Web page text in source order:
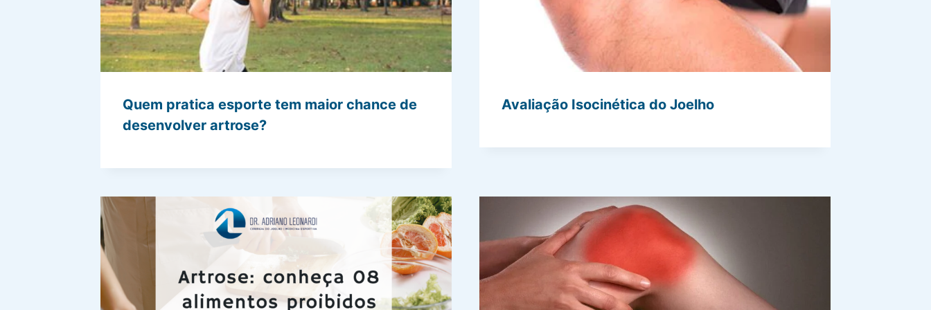
Quem pratica esporte tem maior chance de
desenvolver artrose?
Avaliação Isocinética do Joelho